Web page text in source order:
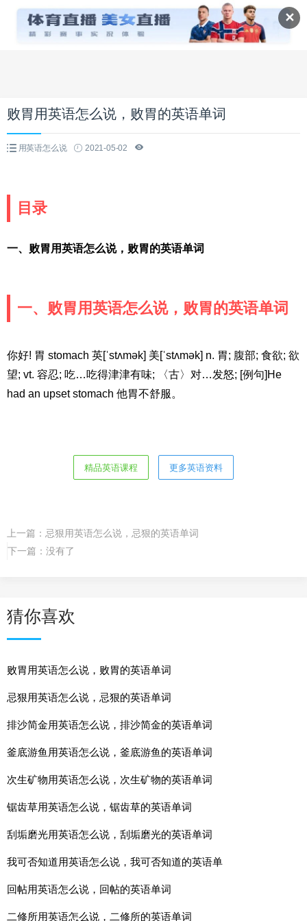
✕
败胃用英语怎么说，败胃的英语单词
用英语怎么说 2021-05-02
目录
一、败胃用英语怎么说，败胃的英语单词
一、败胃用英语怎么说，败胃的英语单词
你好! 胃 stomach 英[ˈstʌmək] 美[ˈstʌmək] n. 胃; 腹部; 食欲; 欲
望; vt. 容忍; 吃…吃得津津有味; 〈古〉对…发怒; [例句]He
had an upset stomach 他胃不舒服。
精品英语课程 更多英语资料
上一篇： 忌狠用英语怎么说，忌狠的英语单词
下一篇：没有了
猜你喜欢
败胃用英语怎么说，败胃的英语单词
忌狠用英语怎么说，忌狠的英语单词
排沙简金用英语怎么说，排沙简金的英语单词
釜底游鱼用英语怎么说，釜底游鱼的英语单词
次生矿物用英语怎么说，次生矿物的英语单词
锯齿草用英语怎么说，锯齿草的英语单词
刮垢磨光用英语怎么说，刮垢磨光的英语单词
我可否知道用英语怎么说，我可否知道的英语单
回帖用英语怎么说，回帖的英语单词
二修所用英语怎么说，二修所的英语单词